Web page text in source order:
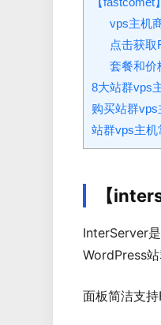
vps主机
点击获
套餐和价
8大站群vps
购买站群
站群vps主机
【
InterServer
WordPress
面板简洁支